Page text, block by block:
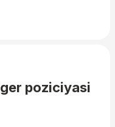
poziciyasi